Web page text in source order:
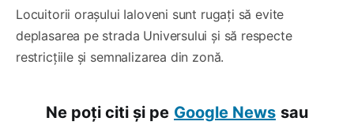
Locuitorii orașului Ialoveni sunt rugați să evite
deplasarea pe strada Universului și să respecte
restricțiile și semnalizarea din zonă.
Ne poți citi și pe Google News sau